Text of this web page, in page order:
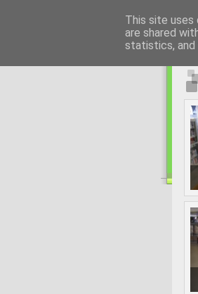
This site uses
are shared
statistics, and